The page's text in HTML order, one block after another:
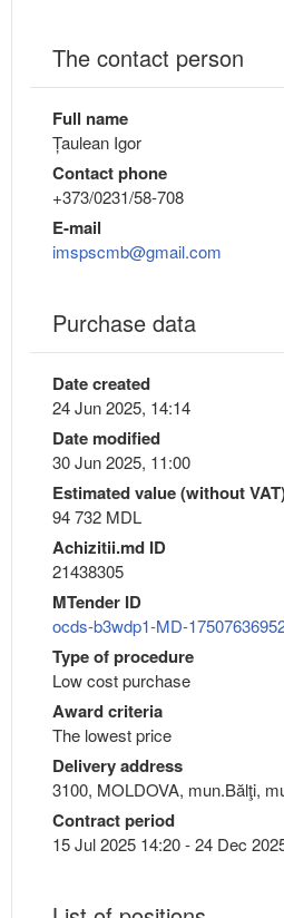
The contact person
Full name
Țaulean Igor
Contact phone
+373/0231/58-708
E-mail
imspscmb@gmail.com
Purchase data
Date created
24 Jun 2025, 14:14
Date modified
30 Jun 2025, 11:00
Estimated value (without
94 732 MDL
Achizitii.md ID
21438305
MTender ID
ocds-b3wdp1-MD-
Type of procedure
Low cost purchase
Award criteria
The lowest price
Delivery address
3100, MOLDOVA, mun.Bălţi,
Contract period
15 Jul 2025 14:20 - 24 Dec